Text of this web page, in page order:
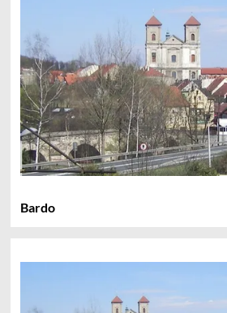
Bardo